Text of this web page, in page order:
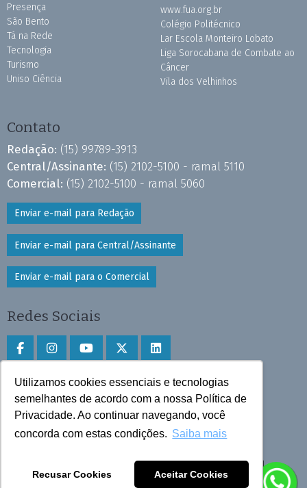
Utilizamos cookies essenciais e tecnologias
semelhantes de acordo com a nossa Política de
Privacidade. Ao continuar navegando, você
concorda com estas condições. Saiba mais
Recusar Cookies Aceitar Cookies
Presença
São Bento
Tá na Rede
Tecnologia
Turismo
Uniso Ciência
www.fua.org.br
Colégio Politécnico
Lar Escola Monteiro Lobato
Liga Sorocabana de Combate ao
Câncer
Vila dos Velhinhos
Contato
Redação: (15) 99789-3913
Central/Assinante: (15) 2102-5100 - ramal 5110
Comercial: (15) 2102-5100 - ramal 5060
Enviar e-mail para Redação
Enviar e-mail para Central/Assinante
Enviar e-mail para o Comercial
Redes Sociais
Faça download do aplicativo
Play Store e App Store
Todos os direitos reservados © 2025 Cruzeiro do Sul